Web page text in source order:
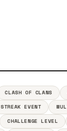
CLASH OF CLANS
STREAK EVENT
CHALLENGE LEVEL